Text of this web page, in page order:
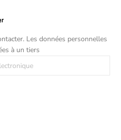
Les données personnelles
à un tiers